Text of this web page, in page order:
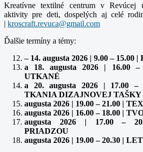
Kreatívne textilné centrum v Revúcej
aktivity pre deti, dospelých aj celé
| kroscraft.revuca@gmail.com
Ďalšie termíny a témy:
– 14. augusta 2026 | 9.00 – 15.00
a 18. augusta 2026 | 16.00
UTKANÉ
a 20. augusta 2026 | 17.00 –
TKANIA DIZAJNOVEJ TAŠKY
augusta 2026 | 19.00 – 21.00 |
augusta 2026 | 16.00 – 18.00 |
augusta 2026 | 17.00 –
PRIADZOU
augusta 2026 | 19.00 – 20.30 |